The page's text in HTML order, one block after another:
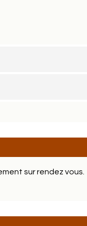
sur rendez vous.